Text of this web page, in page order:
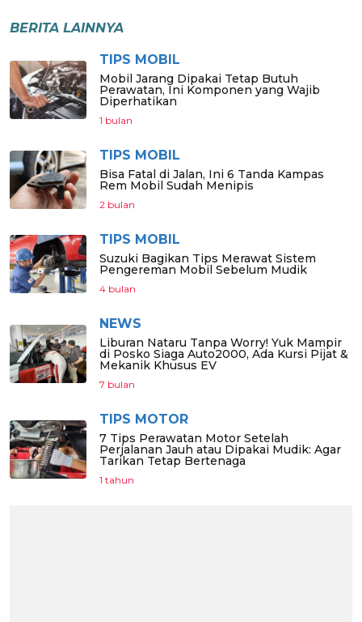
BERITA LAINNYA
TIPS MOBIL
Mobil Jarang Dipakai Tetap Butuh
Perawatan, Ini Komponen yang Wajib
Diperhatikan
1 bulan
TIPS MOBIL
Bisa Fatal di Jalan, Ini 6 Tanda Kampas
Rem Mobil Sudah Menipis
2 bulan
TIPS MOBIL
Suzuki Bagikan Tips Merawat Sistem
Pengereman Mobil Sebelum Mudik
4 bulan
NEWS
Liburan Nataru Tanpa Worry! Yuk Mampir
di Posko Siaga Auto2000, Ada Kursi Pijat &
Mekanik Khusus EV
7 bulan
TIPS MOTOR
7 Tips Perawatan Motor Setelah
Perjalanan Jauh atau Dipakai Mudik: Agar
Tarikan Tetap Bertenaga
1 tahun